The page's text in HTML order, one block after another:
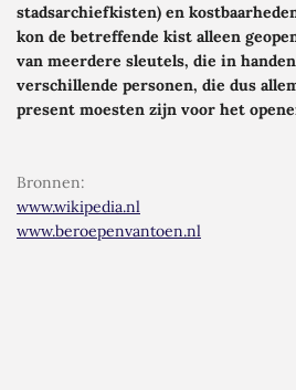
stadsarchiefkisten) en
kon de betreffende kist alleen
van meerdere sleutels, die in
verschillende personen, die dus
present moesten zijn voor het
Bronnen:
www.wikipedia.nl
www.beroepenvantoen.nl